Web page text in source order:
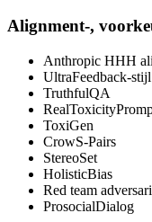
Alignment-,
Anthropic HHH
UltraFeedback-
TruthfulQA
ToxiGen
CrowS-Pairs
StereoSet
HolisticBias
Red team
ProsocialDialog